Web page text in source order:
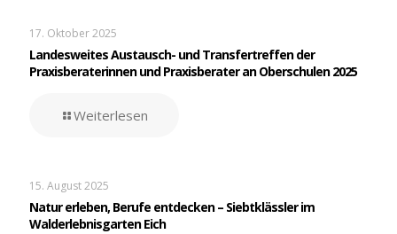
17. Oktober 2025
Landesweites Austausch- und Transfertreffen der
Praxisberaterinnen und Praxisberater an Oberschulen 2025
Weiterlesen
15. August 2025
Natur erleben, Berufe entdecken – Siebtklässler im
Walderlebnisgarten Eich